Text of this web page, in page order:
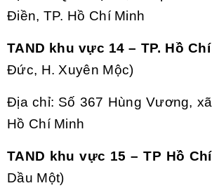
Điền, TP. Hồ Chí Minh
TAND khu vực 14 – TP. Hồ
Đức, H. Xuyên Mộc)
Địa chỉ: Số 367 Hùng Vương,
Hồ Chí Minh
TAND khu vực 15 – TP Hồ
Dầu Một)